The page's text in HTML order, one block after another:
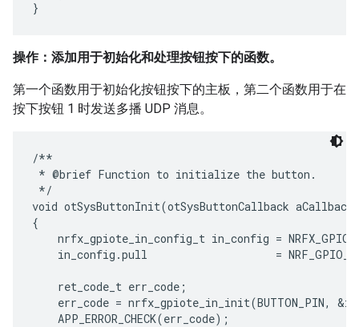
操作：添加用于初始化和处理按钮按下的函数。
第一个函数用于初始化按钮按下的主板，第二个函数用于在
按下按钮 1 时发送多播 UDP 消息。
/**
* @brief Function to initialize the button.
*/
void otSysButtonInit(otSysButtonCallback
{
nrfx_gpiote_in_config_t in_config =
in_config.pull                    =
    ret_code_t err_code;
err_code = nrfx_gpiote_in_init(BUTTON_PIN,
    APP_ERROR_CHECK(err_code);